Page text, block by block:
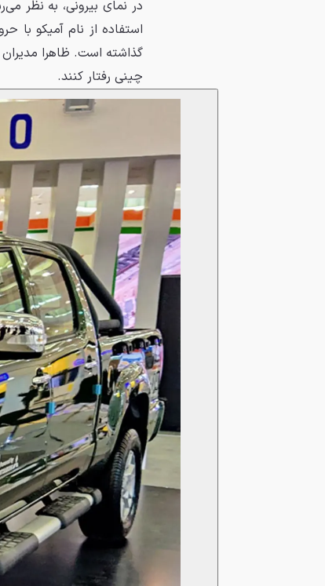
استفاده از نام آمیکو با
گذاشته است. ظاهرا
چینی رفتار کنند.